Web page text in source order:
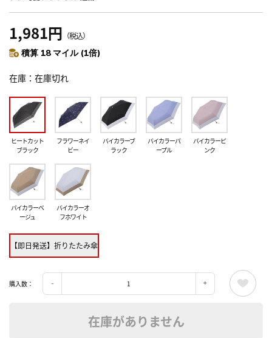
1,981円 （税込）
積算 18 マイル (1倍)
在庫 在庫切れ
ヒートカット
ブラック
フラワーネイ
ビー
バイカラーブ
ラック
バイカラーパ
ープル
バイカラーピ
ンク
バイカラーベ
ージュ
バイカラーオ
フホワイト
【即日発送】折りたたみ傘
購入数：
在庫がありません